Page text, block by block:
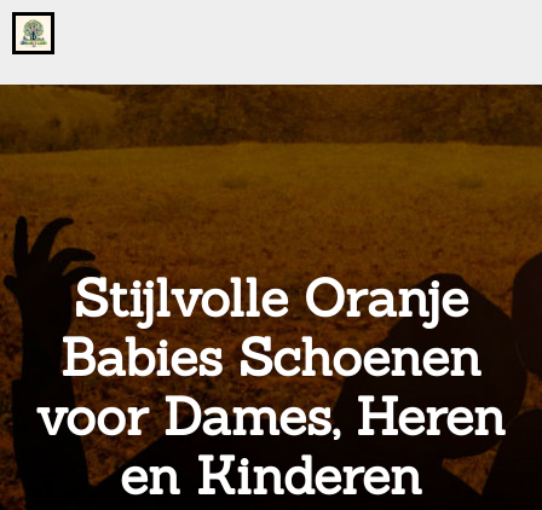
Go
to
home
onsgrotegezin.nl
Stijlvolle Oranje
Babies Schoenen
voor Dames, Heren
en Kinderen